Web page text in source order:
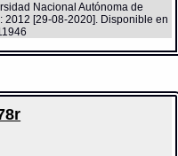
Nacional Autónoma de
2012 [29-08-2020]. Disponible en